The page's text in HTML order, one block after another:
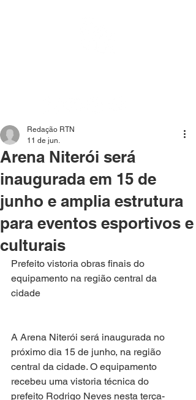
Arena Niterói será
inaugurada em 15 de
junho e amplia estrutura
para eventos esportivos e
culturais
Redação RTN
11 de jun.
Prefeito vistoria obras finais do
equipamento na região central da
cidade
A Arena Niterói será inaugurada no
próximo dia 15 de junho, na região
central da cidade. O equipamento
recebeu uma vistoria técnica do
prefeito Rodrigo Neves nesta terça-